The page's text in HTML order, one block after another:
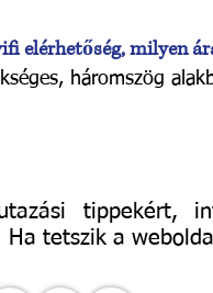
elérhetőség, milyen
háromszög
tippekért,
Ha tetszik a